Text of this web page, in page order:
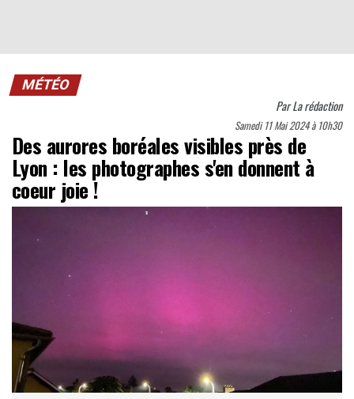
MÉTÉO
ParLa rédaction
Samedi 11 Mai 2024 à 10h30
Des aurores boréales visibles près de
Lyon : les photographes s'en donnent à
coeur joie !